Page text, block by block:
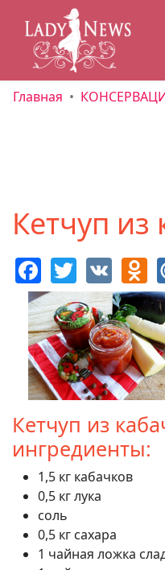
Главная
Кетчуп из
Facebook
Twitter
VK
Кетчуп из
ингредиенты:
1,5 кг кабачков
0,5 кг лука
соль
0,5 кг сахара
1 чайная ложка